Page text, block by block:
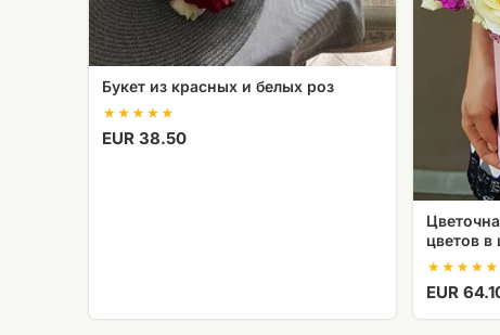
Букет из красных и белых роз
EUR 38.50
цветов
EUR